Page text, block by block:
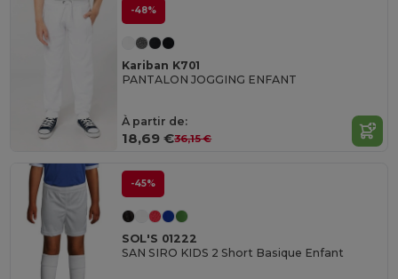
-48%
Kariban K701
PANTALON JOGGING ENFANT
À partir de:
18,69 €36,15 €
-45%
SOL'S 01222
SAN SIRO KIDS 2 Short Basique Enfant